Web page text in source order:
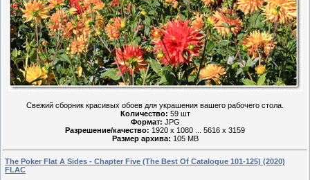
Свежий сборник красивых обоев для украшения вашего рабочего стола.
Количество: 59 шт
Формат: JPG
Разрешение/качество: 1920 x 1080 ... 5616 x 3159
Размер архива: 105 MB
The Poker Flat A Sides - Chapter Five (The Best Of Catalogue 101-125) (2020)
FLAC